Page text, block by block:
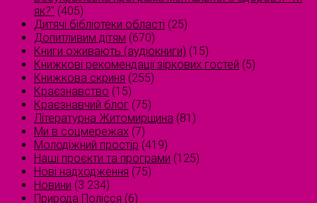
як?" (405)
Дитячі бібліотеки області (25)
Допитливим дітям (670)
Книги оживають (аудіокниги) (15)
Книжкові рекомендації зіркових гостей (5)
Книжкова скриня (255)
Краєзнавство (15)
Краєзнавчий блог (75)
Літературна Житомирщина (81)
Ми в соцмережах (7)
Молодіжний простір (419)
Наші проєкти та програми (125)
Нові надходження (75)
Новини (3 234)
Природа Полісся (6)